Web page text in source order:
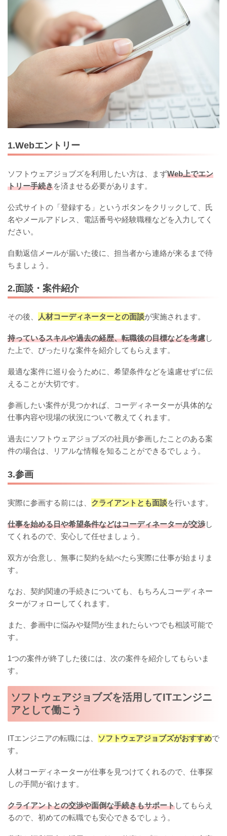
1.Webエントリー
ソフトウェアジョブズを利用したい方は、まずWeb上でエン
トリー手続きを済ませる必要があります。
公式サイトの「登録する」というボタンをクリックして、氏
名やメールアドレス、電話番号や経験職種などを入力してく
ださい。
自動返信メールが届いた後に、担当者から連絡が来るまで待
ちましょう。
2.面談・案件紹介
その後、 人材コーディネーターとの面談が実施されます。
持っているスキルや過去の経歴、転職後の目標などを考慮し
た上で、ぴったりな案件を紹介してもらえます。
最適な案件に巡り会うために、希望条件などを遠慮せずに伝
えることが大切です。
参画したい案件が見つかれば、コーディネーターが具体的な
仕事内容や現場の状況について教えてくれます。
過去にソフトウェアジョブズの社員が参画したことのある案
件の場合は、リアルな情報を知ることができるでしょう。
3.参画
実際に参画する前には、 クライアントとも面談を行います。
仕事を始める日や希望条件などはコーディネーターが交渉し
てくれるので、安心して任せましょう。
双方が合意し、無事に契約を結べたら実際に仕事が始まりま
す。
なお、契約関連の手続きについても、もちろんコーディネー
ターがフォローしてくれます。
また、参画中に悩みや疑問が生まれたらいつでも相談可能で
す。
1つの案件が終了した後には、次の案件を紹介してもらいま
す。
ソフトウェアジョブズを活用してITエンジニ
アとして働こう
ITエンジニアの転職には、 ソフトウェアジョブズがおすすめで
す。
人材コーディネーターが仕事を見つけてくれるので、仕事探
しの手間が省けます。
クライアントとの交渉や面倒な手続きもサポートしてもらえ
るので、初めての転職でも安心できるでしょう。